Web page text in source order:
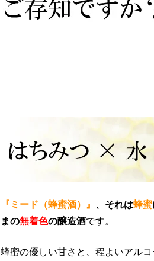
『ミード（蜂蜜酒）』 、それは蜂蜜
まの無着色の醸造酒です。
蜂蜜の優しい甘さと、程よいアル